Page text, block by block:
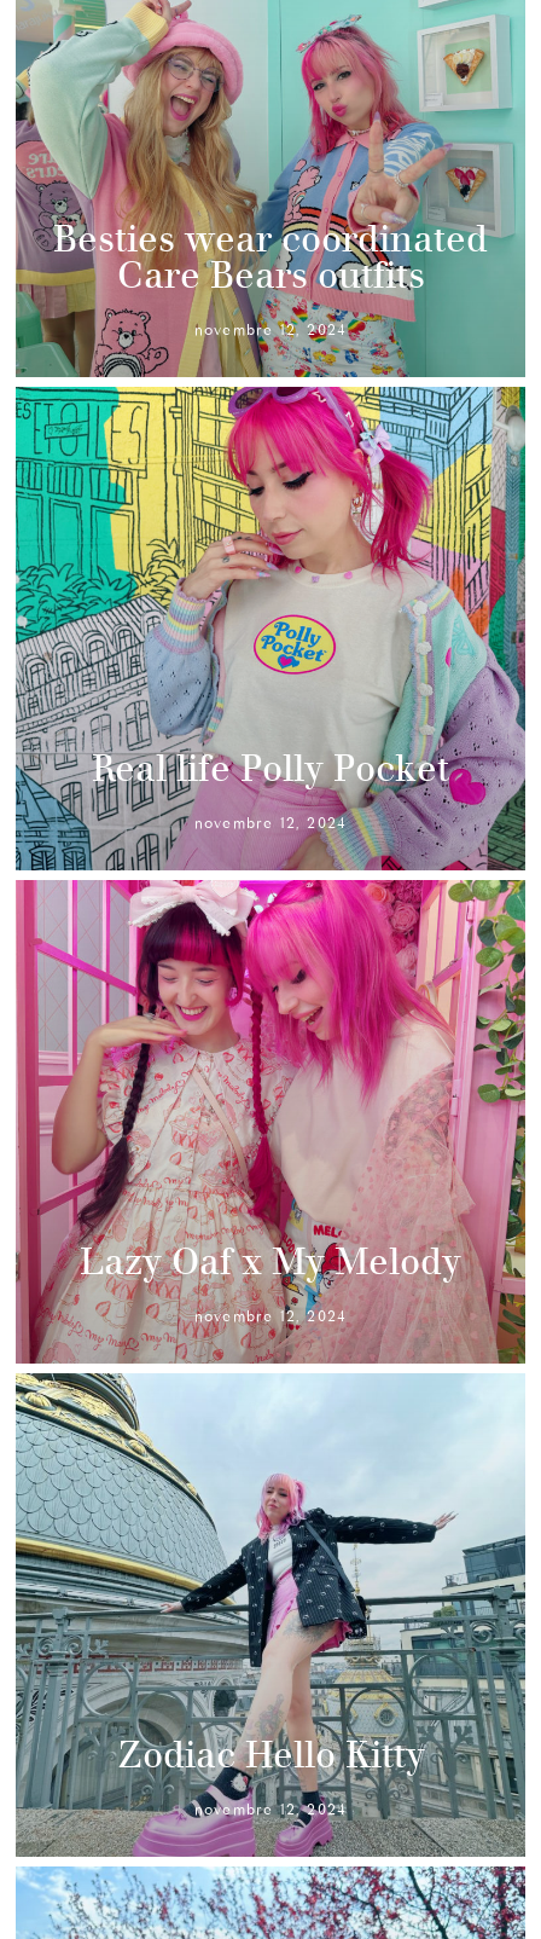
Besties wear coordinated
Care Bears outfits
novembre 12, 2024
Real life Polly Pocket
novembre 12, 2024
Lazy Oaf x My Melody
novembre 12, 2024
Zodiac Hello Kitty
novembre 12, 2024